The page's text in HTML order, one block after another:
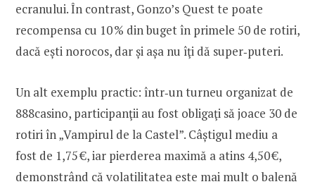
ecranului. În contrast, Gonzo’s Quest te poate
recompensa cu 10 % din buget în primele 50 de rotiri,
dacă ești norocos, dar și așa nu îţi dă super‑puteri.
Un alt exemplu practic: într‑un turneu organizat de
888casino, participanţii au fost obligaţi să joace 30 de
rotiri în „Vampirul de la Castel”. Câștigul mediu a
fost de 1,75 €, iar pierderea maximă a atins 4,50 €,
demonstrând că volatilitatea este mai mult o balenă